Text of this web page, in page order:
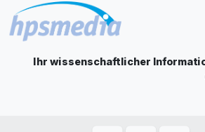
Ihr wissenschaftlicher